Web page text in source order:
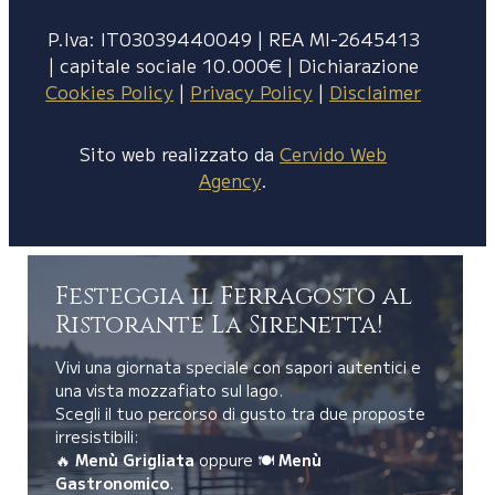
P.Iva: IT03039440049 | REA MI-2645413
| capitale sociale 10.000€ | Dichiarazione
Cookies Policy | Privacy Policy | Disclaimer
Sito web realizzato daCervido Web
Agency.
Festeggia il Ferragosto al
Ristorante La Sirenetta!
Vivi una giornata speciale con sapori autentici e
una vista mozzafiato sul lago.
Scegli il tuo percorso di gusto tra due proposte
irresistibili:
🔥 Menù Grigliataoppure 🍽️ Menù
Gastronomico.